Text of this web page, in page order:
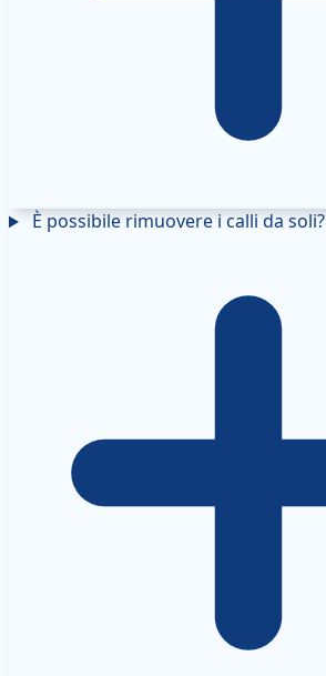
È possibile rimuovere i calli da soli?